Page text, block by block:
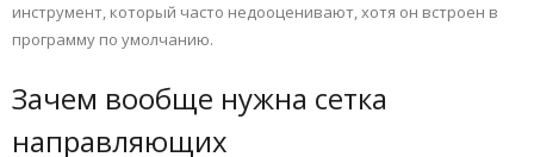
инструмент, который часто недооценивают, хотя он встроен в
программу по умолчанию.
Зачем вообще нужна сетка
направляющих